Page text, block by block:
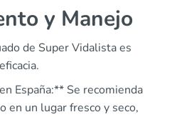
y Manejo
de Super Vidalista es
España:** Se recomienda
en un lugar fresco y seco,